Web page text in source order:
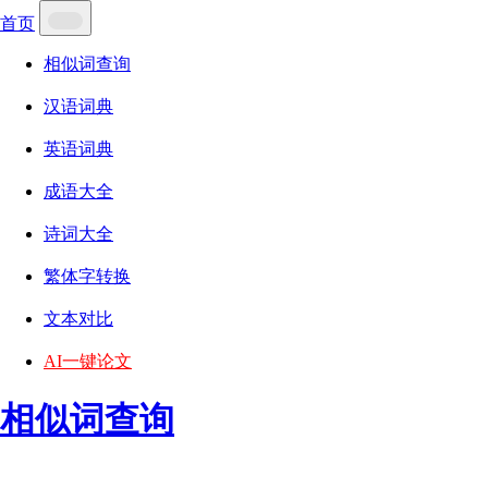
首页
相似词查询
汉语词典
英语词典
成语大全
诗词大全
繁体字转换
文本对比
AI一键论文
相似词查询